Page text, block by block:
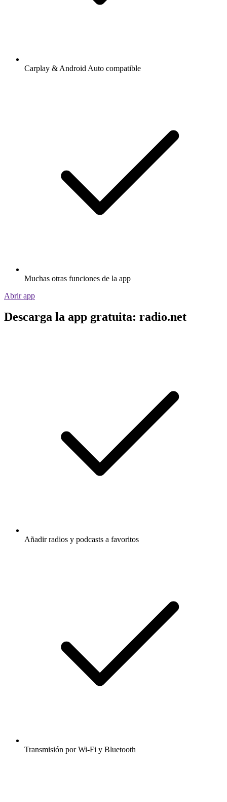
Carplay & Android Auto compatible
Muchas otras funciones de la app
Abrir app
Descarga la app gratuita: radio.net
Añadir radios y podcasts a favoritos
Transmisión por Wi-Fi y Bluetooth